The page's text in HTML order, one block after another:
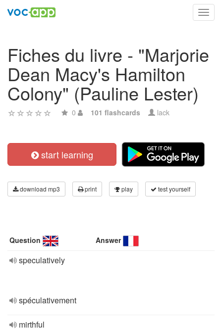
Fiches du livre - "Marjorie
Dean Macy's Hamilton
Colony" (Pauline Lester)
0 101 flashcards lack
start learning
download mp3 print play test yourself
Question Answer
speculatively
spéculativement
mirthful